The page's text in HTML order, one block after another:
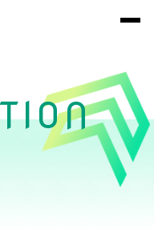
TION